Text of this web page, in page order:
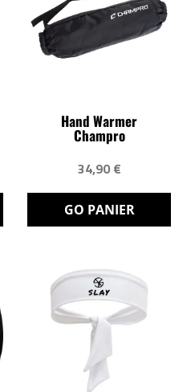
Hand Warmer
Champro
34,90 €
GO PANIER